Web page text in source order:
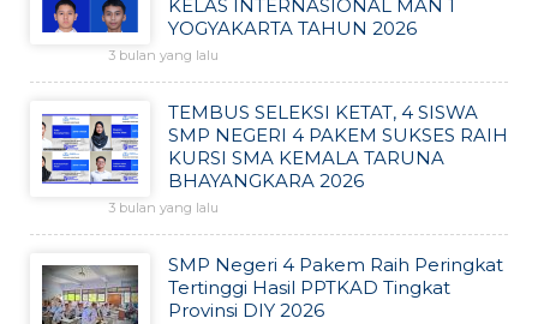
KELAS INTERNASIONAL MAN 1
YOGYAKARTA TAHUN 2026
3 bulan yang lalu
TEMBUS SELEKSI KETAT, 4 SISWA
SMP NEGERI 4 PAKEM SUKSES RAIH
KURSI SMA KEMALA TARUNA
BHAYANGKARA 2026
3 bulan yang lalu
SMP Negeri 4 Pakem Raih Peringkat
Tertinggi Hasil PPTKAD Tingkat
Provinsi DIY 2026